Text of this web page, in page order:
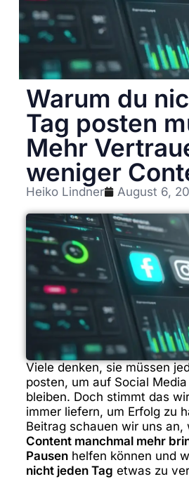
Warum du
Tag posten
Mehr
weniger
Heiko Lindner August 6,
Viele denken, sie müssen
posten, um auf Social
bleiben. Doch stimmt das
immer liefern, um Erfolg zu
Beitrag schauen wir uns an,
Content manchmal mehr
Pausenhelfen können und
nicht jeden Tag etwas zu